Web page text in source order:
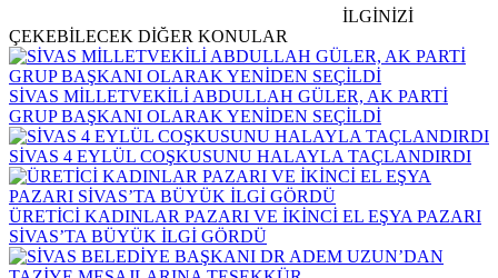
İLGİNİZİ
ÇEKEBİLECEK DİĞER KONULAR
SİVAS MİLLETVEKİLİ ABDULLAH GÜLER, AK PARTİ
GRUP BAŞKANI OLARAK YENİDEN SEÇİLDİ
SİVAS 4 EYLÜL COŞKUSUNU HALAYLA TAÇLANDIRDI
ÜRETİCİ KADINLAR PAZARI VE İKİNCİ EL EŞYA PAZARI
SİVAS’TA BÜYÜK İLGİ GÖRDÜ